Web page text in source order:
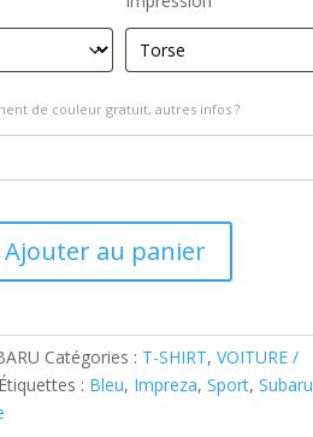
de couleur gratuit, autres infos ?
Ajouter au panier
Catégories : T-SHIRT,VOITURE /
Étiquettes : Bleu, Impreza,Sport,Subaru